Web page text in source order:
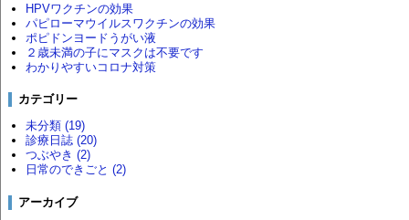
HPVワクチンの効果
パピローマウイルスワクチンの効果
ポピドンヨードうがい液
２歳未満の子にマスクは不要です
わかりやすいコロナ対策
カテゴリー
未分類 (19)
診療日誌 (20)
つぶやき (2)
日常のできごと (2)
アーカイブ